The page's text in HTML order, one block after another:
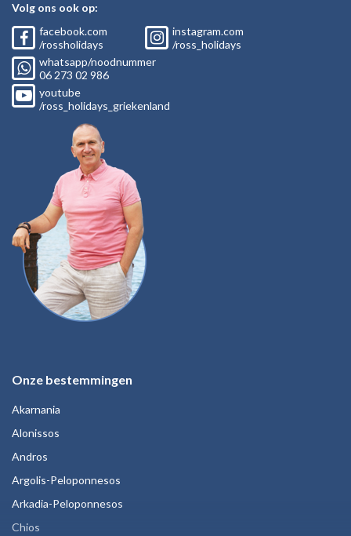
Volg ons ook op:
facebook.com
/rossholidays
instagram.com
/ross_holidays
whatsapp/noodnummer
06 273 02 986
youtube
/ross_holidays_griekenland
Onze bestemmingen
Akarnania
Alonissos
Andros
Argolis-Peloponnesos
Arkadia-Peloponnesos
Chios